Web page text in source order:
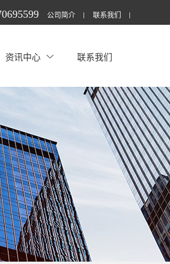
公司简介 联系我们
资讯中心 联系我们